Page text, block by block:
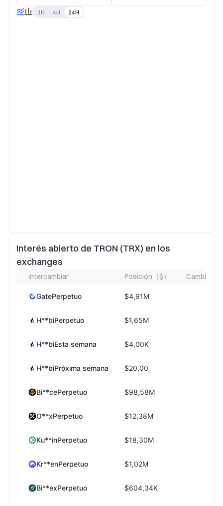
1H 4H 24H
Interés abierto de TRON (TRX) en los
exchanges
intercambiar Posición（$） Cambio de
GatePerpetuo $4,91M
H**biPerpetuo $1,65M
H**biEsta semana $4,00K
H**biPróxima semana $20,00
Bi**cePerpetuo $98,58M
O**xPerpetuo $12,38M
Ku**inPerpetuo $18,30M
Kr**enPerpetuo $1,02M
Bi**exPerpetuo $604,34K